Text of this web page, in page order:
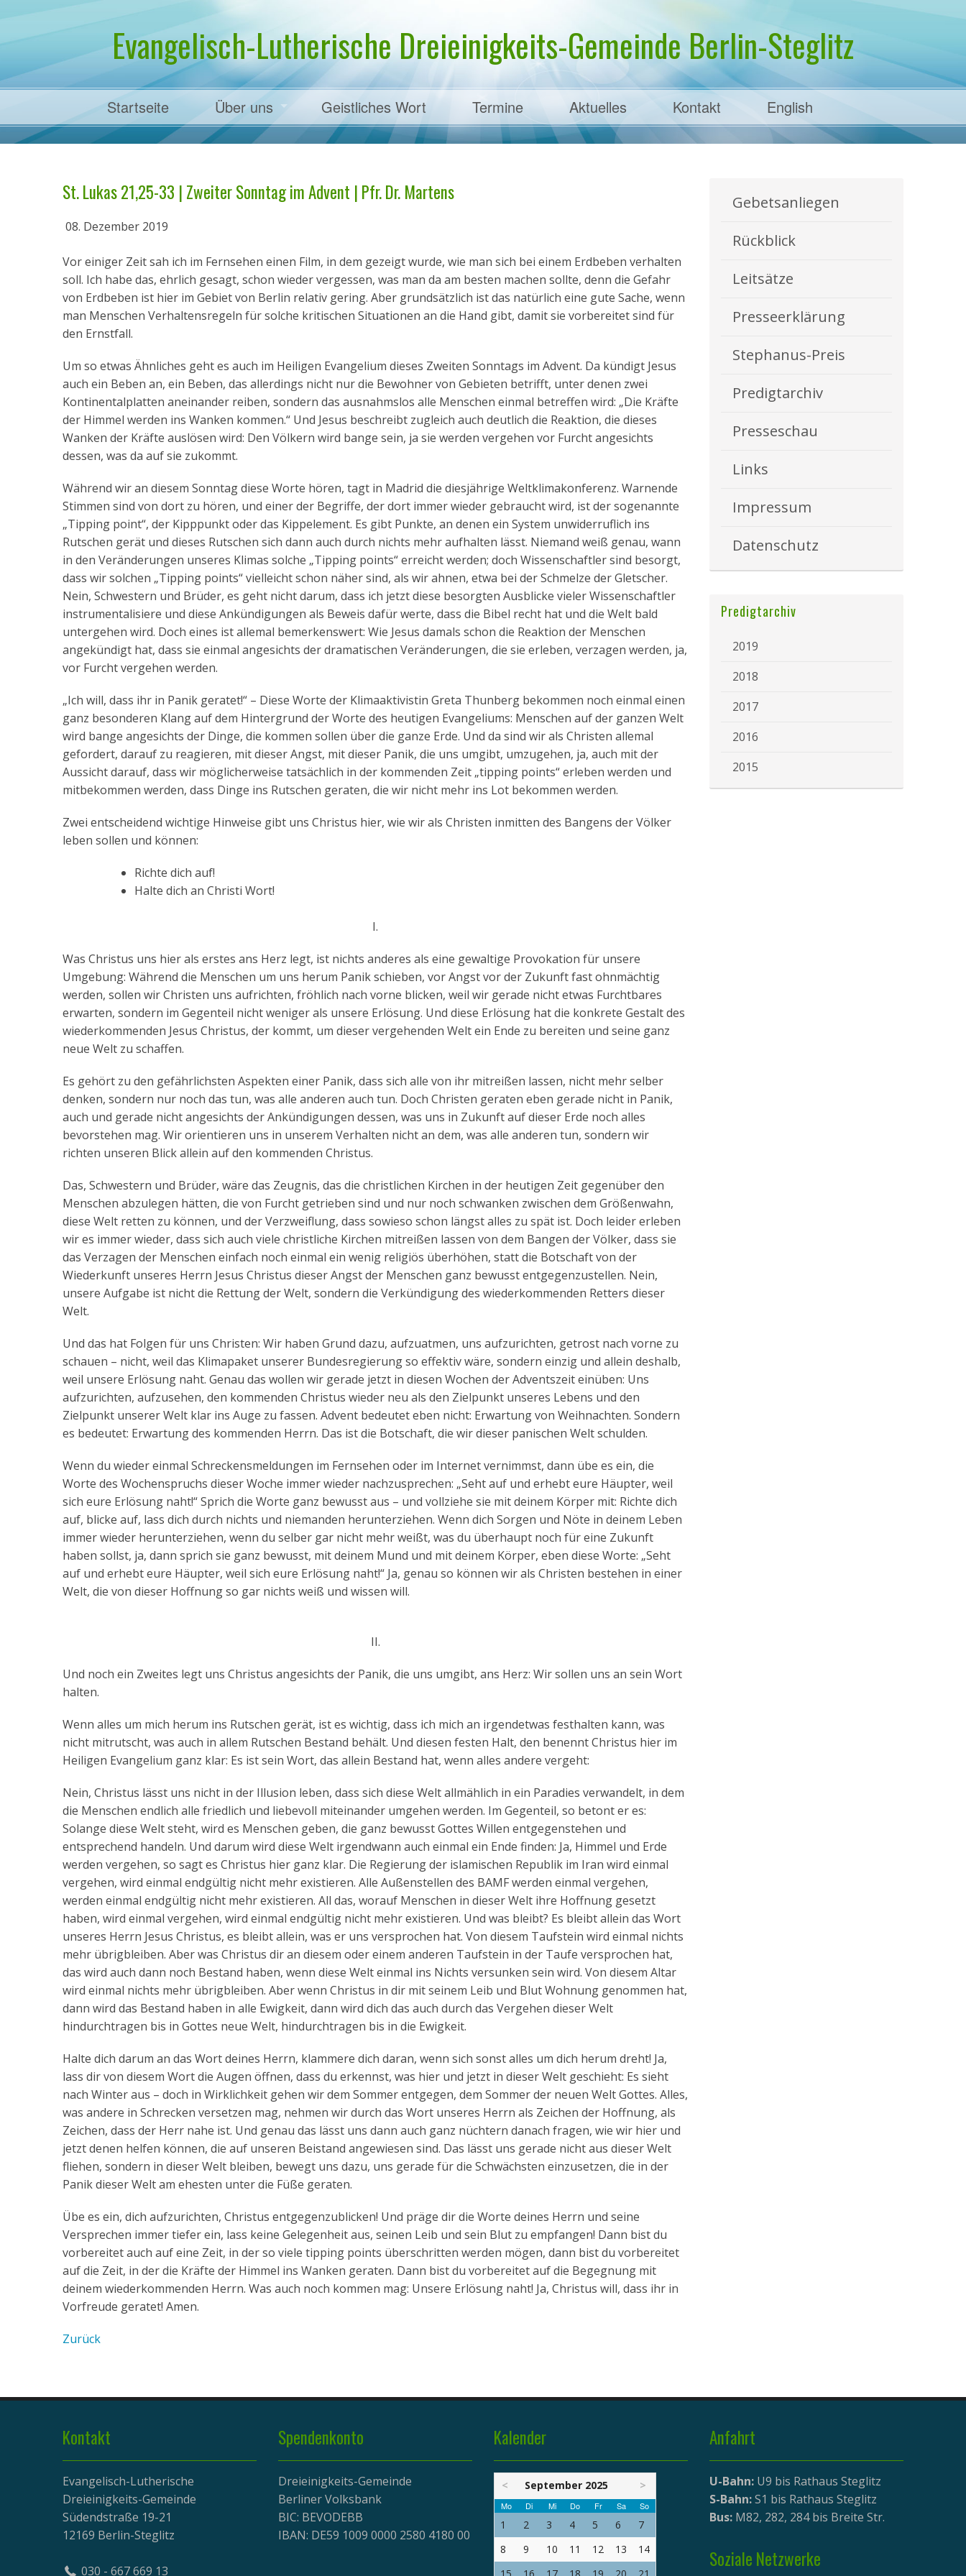
Evangelisch-Lutherische Dreieinigkeits-Gemeinde Berlin-Steglitz
Startseite
Über uns
Pfarrer Dr. Martens
Geistliches Wort Termine Aktuelles Kontakt English
St. Lukas 21,25-33 | Zweiter Sonntag im Advent | Pfr. Dr. Martens
08. Dezember 2019
Vor einiger Zeit sah ich im Fernsehen einen Film, in dem gezeigt wurde, wie man sich bei einem Erdbeben verhalten
soll. Ich habe das, ehrlich gesagt, schon wieder vergessen, was man da am besten machen sollte, denn die Gefahr
von Erdbeben ist hier im Gebiet von Berlin relativ gering. Aber grundsätzlich ist das natürlich eine gute Sache, wenn
man Menschen Verhaltensregeln für solche kritischen Situationen an die Hand gibt, damit sie vorbereitet sind für
den Ernstfall.
Um so etwas Ähnliches geht es auch im Heiligen Evangelium dieses Zweiten Sonntags im Advent. Da kündigt Jesus
auch ein Beben an, ein Beben, das allerdings nicht nur die Bewohner von Gebieten betrifft, unter denen zwei
Kontinentalplatten aneinander reiben, sondern das ausnahmslos alle Menschen einmal betreffen wird: „Die Kräfte
der Himmel werden ins Wanken kommen.“ Und Jesus beschreibt zugleich auch deutlich die Reaktion, die dieses
Wanken der Kräfte auslösen wird: Den Völkern wird bange sein, ja sie werden vergehen vor Furcht angesichts
dessen, was da auf sie zukommt.
Während wir an diesem Sonntag diese Worte hören, tagt in Madrid die diesjährige Weltklimakonferenz. Warnende
Stimmen sind von dort zu hören, und einer der Begriffe, der dort immer wieder gebraucht wird, ist der sogenannte
„Tipping point“, der Kipppunkt oder das Kippelement. Es gibt Punkte, an denen ein System unwiderruflich ins
Rutschen gerät und dieses Rutschen sich dann auch durch nichts mehr aufhalten lässt. Niemand weiß genau, wann
in den Veränderungen unseres Klimas solche „Tipping points“ erreicht werden; doch Wissenschaftler sind besorgt,
dass wir solchen „Tipping points“ vielleicht schon näher sind, als wir ahnen, etwa bei der Schmelze der Gletscher.
Nein, Schwestern und Brüder, es geht nicht darum, dass ich jetzt diese besorgten Ausblicke vieler Wissenschaftler
instrumentalisiere und diese Ankündigungen als Beweis dafür werte, dass die Bibel recht hat und die Welt bald
untergehen wird. Doch eines ist allemal bemerkenswert: Wie Jesus damals schon die Reaktion der Menschen
angekündigt hat, dass sie einmal angesichts der dramatischen Veränderungen, die sie erleben, verzagen werden, ja,
vor Furcht vergehen werden.
„Ich will, dass ihr in Panik geratet!“ – Diese Worte der Klimaaktivistin Greta Thunberg bekommen noch einmal einen
ganz besonderen Klang auf dem Hintergrund der Worte des heutigen Evangeliums: Menschen auf der ganzen Welt
wird bange angesichts der Dinge, die kommen sollen über die ganze Erde. Und da sind wir als Christen allemal
gefordert, darauf zu reagieren, mit dieser Angst, mit dieser Panik, die uns umgibt, umzugehen, ja, auch mit der
Aussicht darauf, dass wir möglicherweise tatsächlich in der kommenden Zeit „tipping points“ erleben werden und
mitbekommen werden, dass Dinge ins Rutschen geraten, die wir nicht mehr ins Lot bekommen werden.
Zwei entscheidend wichtige Hinweise gibt uns Christus hier, wie wir als Christen inmitten des Bangens der Völker
leben sollen und können:
Richte dich auf!
Halte dich an Christi Wort!
I.
Was Christus uns hier als erstes ans Herz legt, ist nichts anderes als eine gewaltige Provokation für unsere
Umgebung: Während die Menschen um uns herum Panik schieben, vor Angst vor der Zukunft fast ohnmächtig
werden, sollen wir Christen uns aufrichten, fröhlich nach vorne blicken, weil wir gerade nicht etwas Furchtbares
erwarten, sondern im Gegenteil nicht weniger als unsere Erlösung. Und diese Erlösung hat die konkrete Gestalt des
wiederkommenden Jesus Christus, der kommt, um dieser vergehenden Welt ein Ende zu bereiten und seine ganz
neue Welt zu schaffen.
Es gehört zu den gefährlichsten Aspekten einer Panik, dass sich alle von ihr mitreißen lassen, nicht mehr selber
denken, sondern nur noch das tun, was alle anderen auch tun. Doch Christen geraten eben gerade nicht in Panik,
auch und gerade nicht angesichts der Ankündigungen dessen, was uns in Zukunft auf dieser Erde noch alles
bevorstehen mag. Wir orientieren uns in unserem Verhalten nicht an dem, was alle anderen tun, sondern wir
richten unseren Blick allein auf den kommenden Christus.
Das, Schwestern und Brüder, wäre das Zeugnis, das die christlichen Kirchen in der heutigen Zeit gegenüber den
Menschen abzulegen hätten, die von Furcht getrieben sind und nur noch schwanken zwischen dem Größenwahn,
diese Welt retten zu können, und der Verzweiflung, dass sowieso schon längst alles zu spät ist. Doch leider erleben
wir es immer wieder, dass sich auch viele christliche Kirchen mitreißen lassen von dem Bangen der Völker, dass sie
das Verzagen der Menschen einfach noch einmal ein wenig religiös überhöhen, statt die Botschaft von der
Wiederkunft unseres Herrn Jesus Christus dieser Angst der Menschen ganz bewusst entgegenzustellen. Nein,
unsere Aufgabe ist nicht die Rettung der Welt, sondern die Verkündigung des wiederkommenden Retters dieser
Welt.
Und das hat Folgen für uns Christen: Wir haben Grund dazu, aufzuatmen, uns aufzurichten, getrost nach vorne zu
schauen – nicht, weil das Klimapaket unserer Bundesregierung so effektiv wäre, sondern einzig und allein deshalb,
weil unsere Erlösung naht. Genau das wollen wir gerade jetzt in diesen Wochen der Adventszeit einüben: Uns
aufzurichten, aufzusehen, den kommenden Christus wieder neu als den Zielpunkt unseres Lebens und den
Zielpunkt unserer Welt klar ins Auge zu fassen. Advent bedeutet eben nicht: Erwartung von Weihnachten. Sondern
es bedeutet: Erwartung des kommenden Herrn. Das ist die Botschaft, die wir dieser panischen Welt schulden.
Wenn du wieder einmal Schreckensmeldungen im Fernsehen oder im Internet vernimmst, dann übe es ein, die
Worte des Wochenspruchs dieser Woche immer wieder nachzusprechen: „Seht auf und erhebt eure Häupter, weil
sich eure Erlösung naht!“ Sprich die Worte ganz bewusst aus – und vollziehe sie mit deinem Körper mit: Richte dich
auf, blicke auf, lass dich durch nichts und niemanden herunterziehen. Wenn dich Sorgen und Nöte in deinem Leben
immer wieder herunterziehen, wenn du selber gar nicht mehr weißt, was du überhaupt noch für eine Zukunft
haben sollst, ja, dann sprich sie ganz bewusst, mit deinem Mund und mit deinem Körper, eben diese Worte: „Seht
auf und erhebt eure Häupter, weil sich eure Erlösung naht!“ Ja, genau so können wir als Christen bestehen in einer
Welt, die von dieser Hoffnung so gar nichts weiß und wissen will.
II.
Und noch ein Zweites legt uns Christus angesichts der Panik, die uns umgibt, ans Herz: Wir sollen uns an sein Wort
halten.
Wenn alles um mich herum ins Rutschen gerät, ist es wichtig, dass ich mich an irgendetwas festhalten kann, was
nicht mitrutscht, was auch in allem Rutschen Bestand behält. Und diesen festen Halt, den benennt Christus hier im
Heiligen Evangelium ganz klar: Es ist sein Wort, das allein Bestand hat, wenn alles andere vergeht:
Nein, Christus lässt uns nicht in der Illusion leben, dass sich diese Welt allmählich in ein Paradies verwandelt, in dem
die Menschen endlich alle friedlich und liebevoll miteinander umgehen werden. Im Gegenteil, so betont er es:
Solange diese Welt steht, wird es Menschen geben, die ganz bewusst Gottes Willen entgegenstehen und
entsprechend handeln. Und darum wird diese Welt irgendwann auch einmal ein Ende finden: Ja, Himmel und Erde
werden vergehen, so sagt es Christus hier ganz klar. Die Regierung der islamischen Republik im Iran wird einmal
vergehen, wird einmal endgültig nicht mehr existieren. Alle Außenstellen des BAMF werden einmal vergehen,
werden einmal endgültig nicht mehr existieren. All das, worauf Menschen in dieser Welt ihre Hoffnung gesetzt
haben, wird einmal vergehen, wird einmal endgültig nicht mehr existieren. Und was bleibt? Es bleibt allein das Wort
unseres Herrn Jesus Christus, es bleibt allein, was er uns versprochen hat. Von diesem Taufstein wird einmal nichts
mehr übrigbleiben. Aber was Christus dir an diesem oder einem anderen Taufstein in der Taufe versprochen hat,
das wird auch dann noch Bestand haben, wenn diese Welt einmal ins Nichts versunken sein wird. Von diesem Altar
wird einmal nichts mehr übrigbleiben. Aber wenn Christus in dir mit seinem Leib und Blut Wohnung genommen hat,
dann wird das Bestand haben in alle Ewigkeit, dann wird dich das auch durch das Vergehen dieser Welt
hindurchtragen bis in Gottes neue Welt, hindurchtragen bis in die Ewigkeit.
Halte dich darum an das Wort deines Herrn, klammere dich daran, wenn sich sonst alles um dich herum dreht! Ja,
lass dir von diesem Wort die Augen öffnen, dass du erkennst, was hier und jetzt in dieser Welt geschieht: Es sieht
nach Winter aus – doch in Wirklichkeit gehen wir dem Sommer entgegen, dem Sommer der neuen Welt Gottes. Alles,
was andere in Schrecken versetzen mag, nehmen wir durch das Wort unseres Herrn als Zeichen der Hoffnung, als
Zeichen, dass der Herr nahe ist. Und genau das lässt uns dann auch ganz nüchtern danach fragen, wie wir hier und
jetzt denen helfen können, die auf unseren Beistand angewiesen sind. Das lässt uns gerade nicht aus dieser Welt
fliehen, sondern in dieser Welt bleiben, bewegt uns dazu, uns gerade für die Schwächsten einzusetzen, die in der
Panik dieser Welt am ehesten unter die Füße geraten.
Übe es ein, dich aufzurichten, Christus entgegenzublicken! Und präge dir die Worte deines Herrn und seine
Versprechen immer tiefer ein, lass keine Gelegenheit aus, seinen Leib und sein Blut zu empfangen! Dann bist du
vorbereitet auch auf eine Zeit, in der so viele tipping points überschritten werden mögen, dann bist du vorbereitet
auf die Zeit, in der die Kräfte der Himmel ins Wanken geraten. Dann bist du vorbereitet auf die Begegnung mit
deinem wiederkommenden Herrn. Was auch noch kommen mag: Unsere Erlösung naht! Ja, Christus will, dass ihr in
Vorfreude geratet! Amen.
Zurück
Gebetsanliegen
Rückblick
Leitsätze
Presseerklärung
Stephanus-Preis
Predigtarchiv
Presseschau
Links
Impressum
Datenschutz
Predigtarchiv
2019
2018
2017
2016
2015
Kontakt
Evangelisch-Lutherische
Dreieinigkeits-Gemeinde
Südendstraße 19-21
12169 Berlin-Steglitz
030 - 667 669 13
Spendenkonto
Dreieinigkeits-Gemeinde
Berliner Volksbank
BIC: BEVODEBB
IBAN: DE59 1009 0000 2580 4180 00
Kalender
< September 2025 >
Mo Di Mi Do Fr Sa So
1 2 3 4 5 6
7
8
9 10 11 12 13
14
Anfahrt
U-Bahn: U9 bis Rathaus Steglitz
S-Bahn:S1 bis Rathaus Steglitz
Bus: M82, 282, 284 bis Breite Str.
Soziale Netzwerke